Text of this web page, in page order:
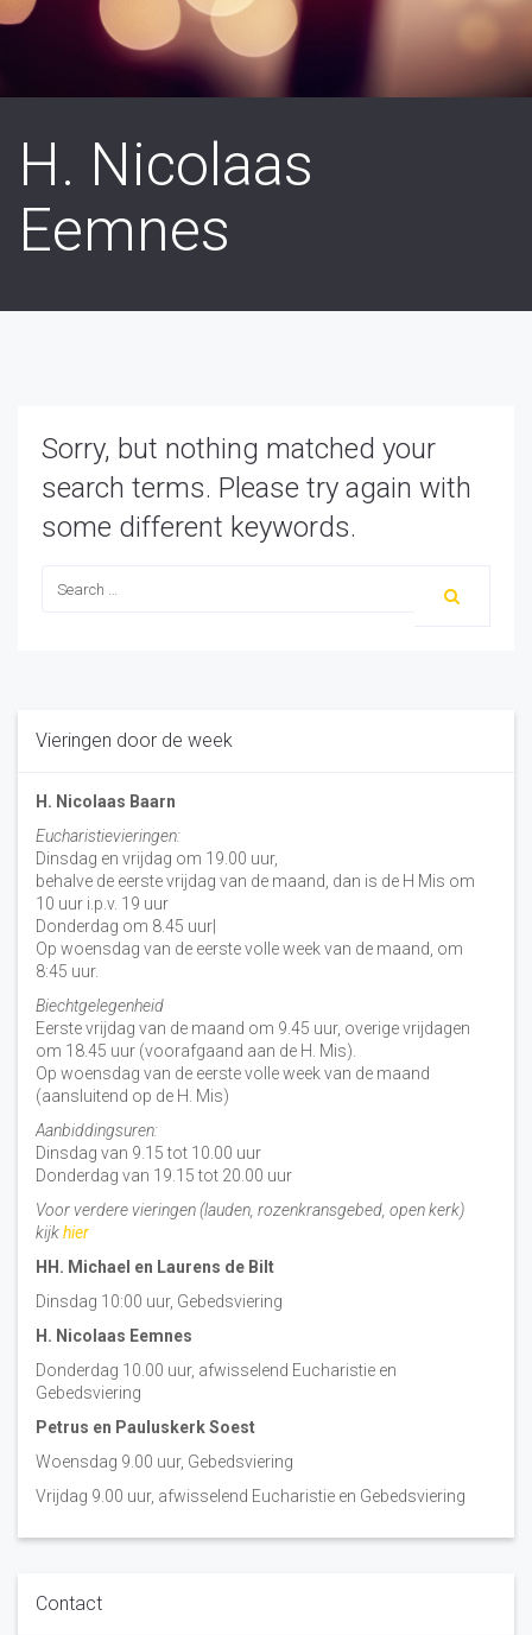
H. Nicolaas
Eemnes
Sorry, but nothing matched your
search terms. Please try again with
some different keywords.
Vieringen door de week
H. Nicolaas Baarn
Eucharistievieringen:
Dinsdag en vrijdag om 19.00 uur,
behalve de eerste vrijdag van de maand, dan is de H Mis om
10 uur i.p.v. 19 uur
Donderdag om 8.45 uur|
Op woensdag van de eerste volle week van de maand, om
8:45 uur.
Biechtgelegenheid
Eerste vrijdag van de maand om 9.45 uur, overige vrijdagen
om 18.45 uur (voorafgaand aan de H. Mis).
Op woensdag van de eerste volle week van de maand
(aansluitend op de H. Mis)
Aanbiddingsuren:
Dinsdag van 9.15 tot 10.00 uur
Donderdag van 19.15 tot 20.00 uur
Voor verdere vieringen (lauden, rozenkransgebed, open kerk)
kijkhier
HH. Michael en Laurens de Bilt
Dinsdag 10:00 uur, Gebedsviering
H. Nicolaas Eemnes
Donderdag 10.00 uur, afwisselend Eucharistie en
Gebedsviering
Petrus en Pauluskerk Soest
Woensdag 9.00 uur, Gebedsviering
Vrijdag 9.00 uur, afwisselend Eucharistie en Gebedsviering
Contact